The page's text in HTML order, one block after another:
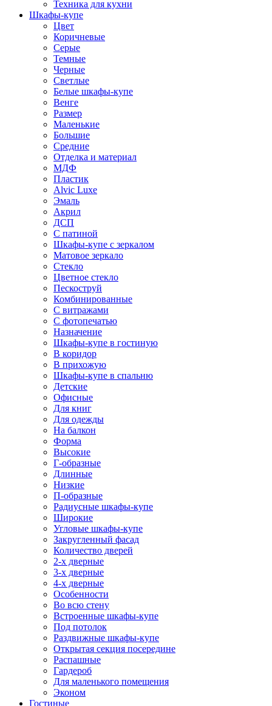
Техника для кухни
Шкафы-купе
Цвет
Коричневые
Серые
Темные
Черные
Светлые
Белые шкафы-купе
Венге
Размер
Маленькие
Большие
Средние
Отделка и материал
МДФ
Пластик
Alvic Luxe
Эмаль
Акрил
ДСП
С патиной
Шкафы-купе с зеркалом
Матовое зеркало
Стекло
Цветное стекло
Пескоструй
Комбинированные
С витражами
С фотопечатью
Назначение
Шкафы-купе в гостиную
В коридор
В прихожую
Шкафы-купе в спальню
Детские
Офисные
Для книг
Для одежды
На балкон
Форма
Высокие
Г-образные
Длинные
Низкие
П-образные
Радиусные шкафы-купе
Широкие
Угловые шкафы-купе
Закругленный фасад
Количество дверей
2-х дверные
3-х дверные
4-х дверные
Особенности
Во всю стену
Встроенные шкафы-купе
Под потолок
Раздвижные шкафы-купе
Открытая секция посередине
Распашные
Гардероб
Для маленького помещения
Эконом
Гостиные